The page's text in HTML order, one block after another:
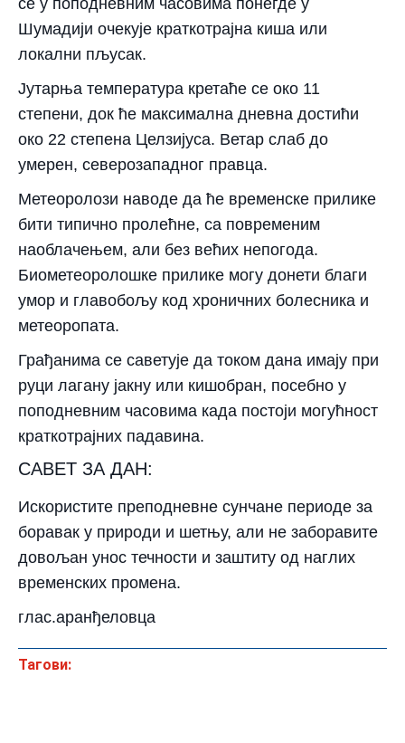
Шумадији очекује краткотрајна киша или
локални пљусак.
Јутарња температура кретаће се око 11
степени, док ће максимална дневна достићи
око 22 степена Целзијуса. Ветар слаб до
умерен, северозападног правца.
Метеоролози наводе да ће временске прилике
бити типично пролећне, са повременим
наоблачењем, али без већих непогода.
Биометеоролошке прилике могу донети благи
умор и главобољу код хроничних болесника и
метеоропата.
Грађанима се саветује да током дана имају при
руци лагану јакну или кишобран, посебно у
поподневним часовима када постоји могућност
краткотрајних падавина.
САВЕТ ЗА ДАН:
Искористите преподневне сунчане периоде за
боравак у природи и шетњу, али не заборавите
довољан унос течности и заштиту од наглих
временских промена.
глас.аранђеловца
Тагови: